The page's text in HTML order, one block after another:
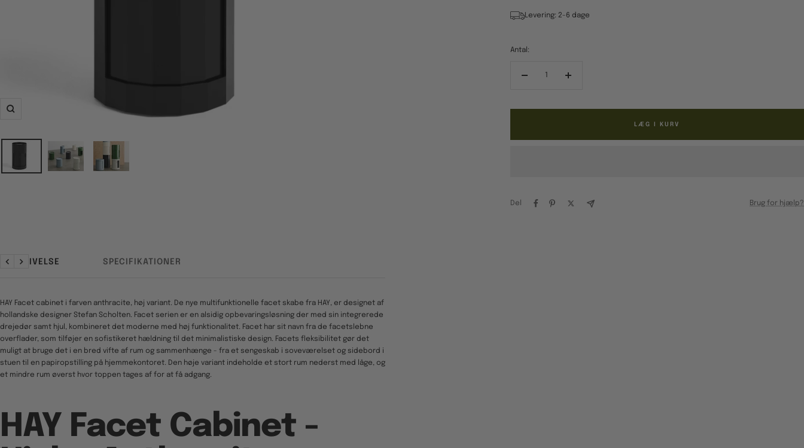
Zoom
Levering: 2-6 dage
Antal:
Forøg
LÆG I KURV
Del Brug for hjælp?
BESKRIVELSE SPECIFIKATIONER
ForrigeNæste
HAY Facet cabinet i farven anthracite, høj variant. De nye multifunktionelle facet skabe fra HAY, er designet af
hollandske designer Stefan Scholten. Facet serien er en alsidig opbevaringsløsning der med sin integrerede
drejedør samt hjul, kombineret det moderne med høj funktionalitet. Facet har sit navn fra de facetslebne
overflader, som tilføjer en sofistikeret hældning til det minimalistiske design. Facets fleksibilitet gør det
muligt at bruge det i en bred vifte af rum og sammenhænge - fra et sengeskab i soveværelset og sidebord i
stuen til en papiropstilling på hjemmekontoret. Den høje variant indeholde et stort rum nederst med låge, og
et mindre rum øverst hvor toppen tages af for at få adgang.
HAY Facet Cabinet -